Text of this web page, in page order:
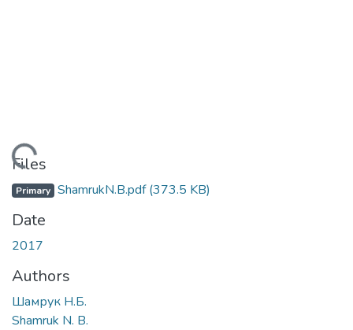
Loading...
Files
Primary ShamrukN.B.pdf(373.5 KB)
Date
2017
Authors
Шамрук Н.Б.
Shamruk N. B.